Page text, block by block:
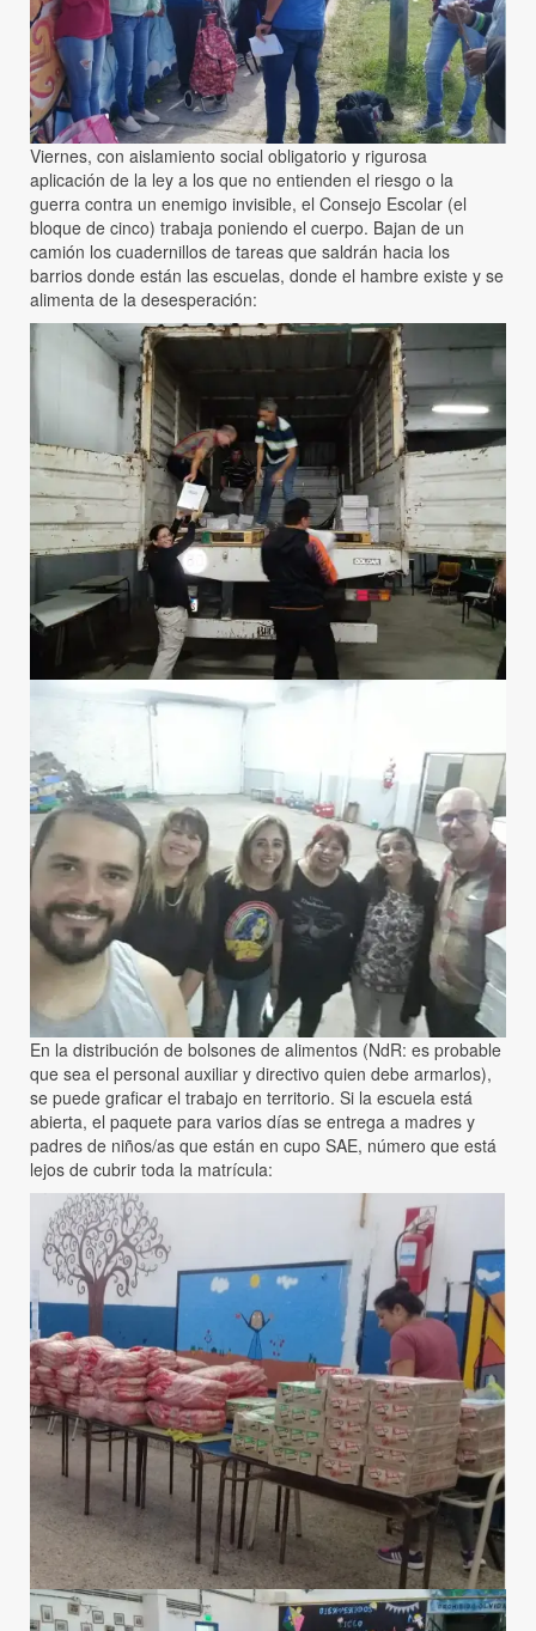
Viernes, con aislamiento social obligatorio y rigurosa
aplicación de la ley a los que no entienden el riesgo o la
guerra contra un enemigo invisible, el Consejo Escolar (el
bloque de cinco) trabaja poniendo el cuerpo. Bajan de un
camión los cuadernillos de tareas que saldrán hacia los
barrios donde están las escuelas, donde el hambre existe y se
alimenta de la desesperación:
En la distribución de bolsones de alimentos (NdR: es probable
que sea el personal auxiliar y directivo quien debe armarlos),
se puede graficar el trabajo en territorio. Si la escuela está
abierta, el paquete para varios días se entrega a madres y
padres de niños/as que están en cupo SAE, número que está
lejos de cubrir toda la matrícula: